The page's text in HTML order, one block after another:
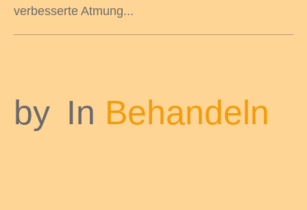
verbesserte Atmung...
by In Behandeln